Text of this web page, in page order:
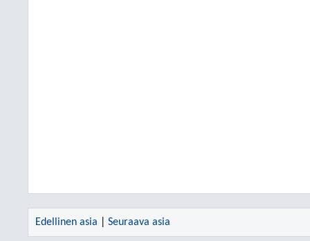
Edellinen asia Seuraava asia